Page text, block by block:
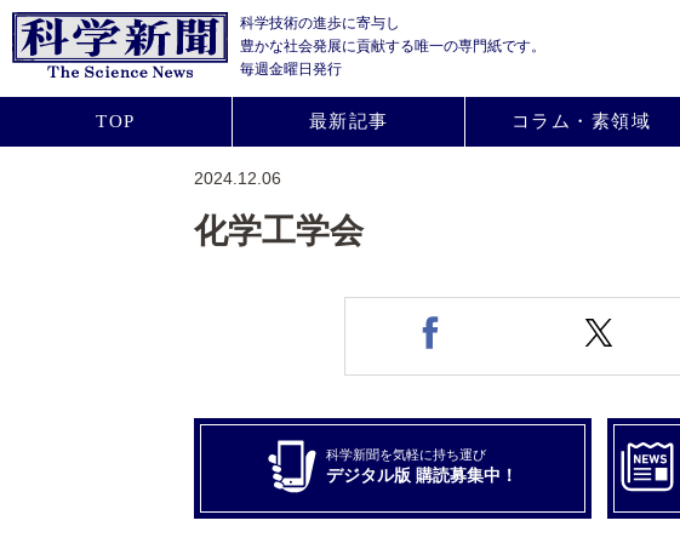
科学技術の進歩に寄与し
豊かな社会発展に貢献する唯一の専門紙です。
毎週金曜日発行
TOP 最新記事 コラム・素領域
2024.12.06
化学工学会
科学新聞を気軽に持ち運び
デジタル版 購読募集中！